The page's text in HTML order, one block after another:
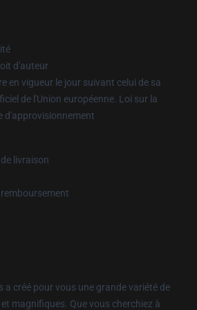
d'auteur
en vigueur le jour suivant celui de sa
de l'Union européenne. Loi sur la
d'approvisionnement
livraison
a créé pour vous une grande variété de
magnifiques. Que vous cherchiez à